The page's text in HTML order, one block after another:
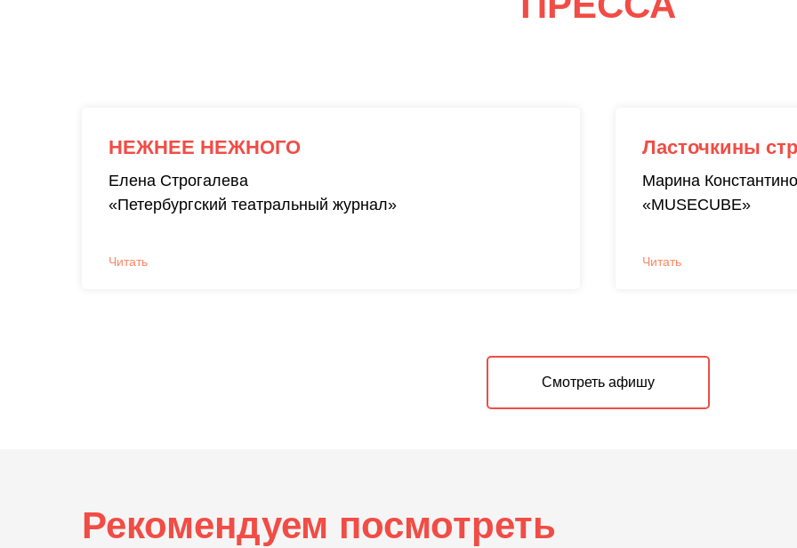
НЕЖНЕЕ НЕЖНОГО
Елена Строгалева
«Петербургский театральный журнал»
Читать
Ласточкины
Марина
«MUSECUBE»
Читать
Смотреть афишу
Рекомендуем посмотреть